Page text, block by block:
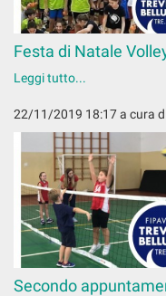
Festa di Natale
Leggi tutto...
22/11/2019 18:17a cura
Secondo